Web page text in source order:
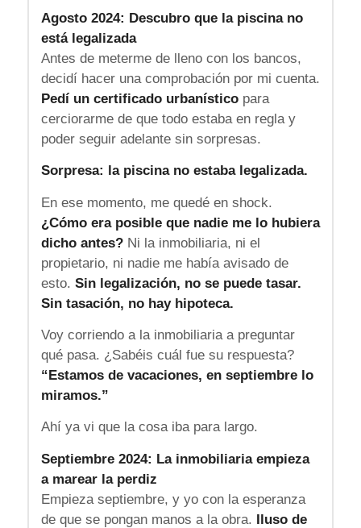
Agosto 2024: Descubro que la piscina no
está legalizada
Antes de meterme de lleno con los bancos,
decidí hacer una comprobación por mi cuenta.
Pedí un certificado urbanísticopara
cerciorarme de que todo estaba en regla y
poder seguir adelante sin sorpresas.
Sorpresa: la piscina no estaba legalizada.
En ese momento, me quedé en shock.
¿Cómo era posible que nadie me lo hubiera
dicho antes?Ni la inmobiliaria, ni el
propietario, ni nadie me había avisado de
esto. Sin legalización, no se puede tasar.
Sin tasación, no hay hipoteca.
Voy corriendo a la inmobiliaria a preguntar
qué pasa. ¿Sabéis cuál fue su respuesta?
“Estamos de vacaciones, en septiembre lo
miramos.”
Ahí ya vi que la cosa iba para largo.
Septiembre 2024: La inmobiliaria empieza
a marear la perdiz
Empieza septiembre, y yo con la esperanza
de que se pongan manos a la obra. Iluso de